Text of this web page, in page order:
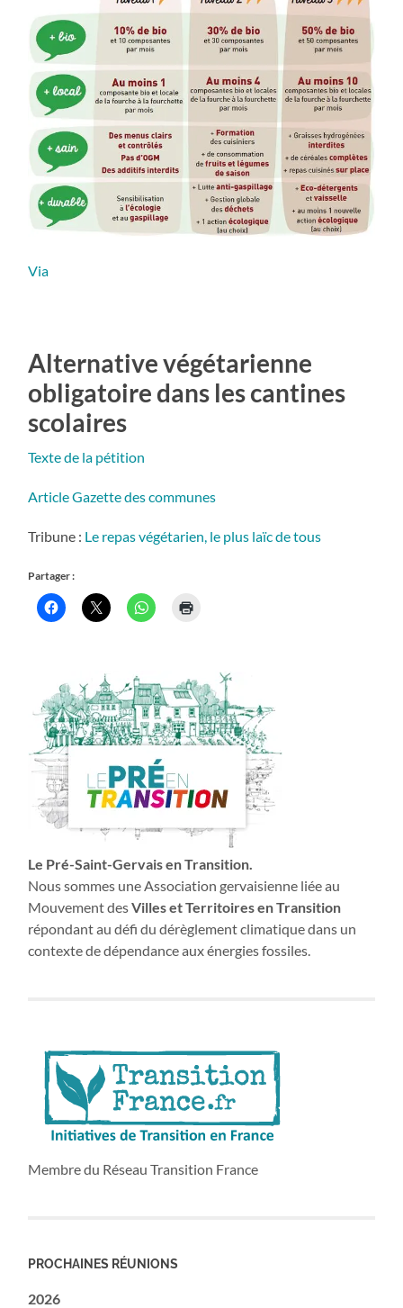
Via
Alternative végétarienne
obligatoire dans les cantines
scolaires
Texte de la pétition
Article Gazette des communes
Tribune : Le repas végétarien, le plus laïc de tous
Partager :
Le Pré-Saint-Gervais en Transition.
Nous sommes une Association gervaisienne liée au
Mouvement desVilles et Territoires en Transition
répondant au défi du dérèglement climatique dans un
contexte de dépendance aux énergies fossiles.
Membre du Réseau Transition France
PROCHAINES RÉUNIONS
2026